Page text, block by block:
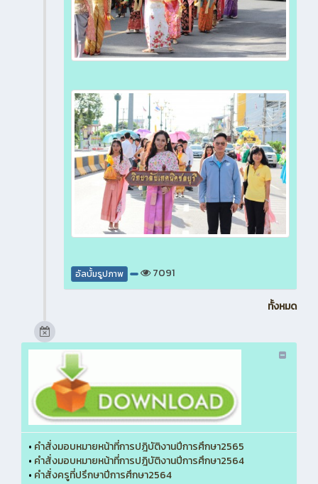
อัลบั้มรูปภาพ 7091
ทั้งหมด
• คำสั่งมอบหมายหน้าที่การปฎิบัติงานปีการศึกษา2565
• คำสั่งมอบหมายหน้าที่การปฎิบัติงานปีการศึกษา2564
• คำสั่งครูที่ปรึกษาปีการศึกษา2564